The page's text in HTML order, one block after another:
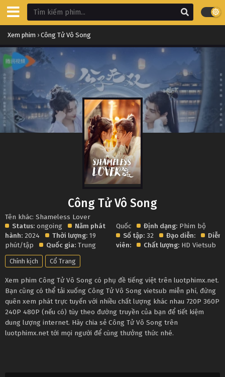
Xem phim › Công Tử Vô Song
Công Tử Vô Song
Tên khác: Shameless Lover
Status: ongoing
Năm phát
hành: 2024 Thời lượng: 19
phút/tập
Quốc gia: Trung
Quốc Định dạng: Phim bộ
Số tập: 32 Đạo diễn:
Diễn
viên:
Chất lượng: HD Vietsub
Chính kịch Cổ Trang
Xem phim Công Tử Vô Song có phụ đề tiếng việt trên luotphimx.net.
Bạn cũng có thể tải xuống Công Tử Vô Song vietsub miễn phí, đừng
quên xem phát trực tuyến với nhiều chất lượng khác nhau 720P 360P
240P 480P (nếu có) tùy theo đường truyền của bạn để tiết kiệm
dung lượng internet. Hãy chia sẻ Công Tử Vô Song trên
luotphimx.net tới mọi người để cùng thưởng thức nhé.